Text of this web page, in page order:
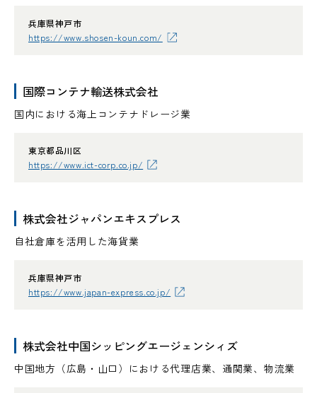
兵庫県神戸市
https://www.shosen-koun.com/
国際コンテナ輸送株式会社
国内における海上コンテナドレージ業
東京都品川区
https://www.ict-corp.co.jp/
株式会社ジャパンエキスプレス
自社倉庫を活用した海貨業
兵庫県神戸市
https://www.japan-express.co.jp/
株式会社中国シッピングエージェンシィズ
中国地方（広島・山口）における代理店業、通関業、物流業